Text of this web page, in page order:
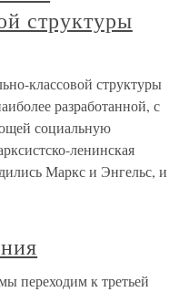
структуры
классовой структуры
разработанной, с
социальную
ленинская
Маркс и Энгельс, и
переходим к третьей